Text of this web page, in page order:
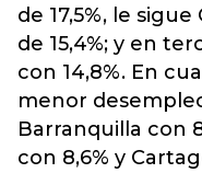
de 17,5%, le
de 15,4%; y en
con 14,8%. En
menor
Barranquilla con
con 8,6% y